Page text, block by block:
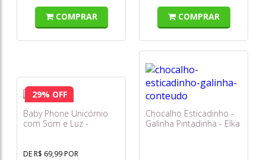
COMPRAR COMPRAR
29% OFF
Baby Phone Unicórnio
com Som e Luz -
DE R$ 69,99 POR
Chocalho Esticadinho -
Galinha Pintadinha - Elka